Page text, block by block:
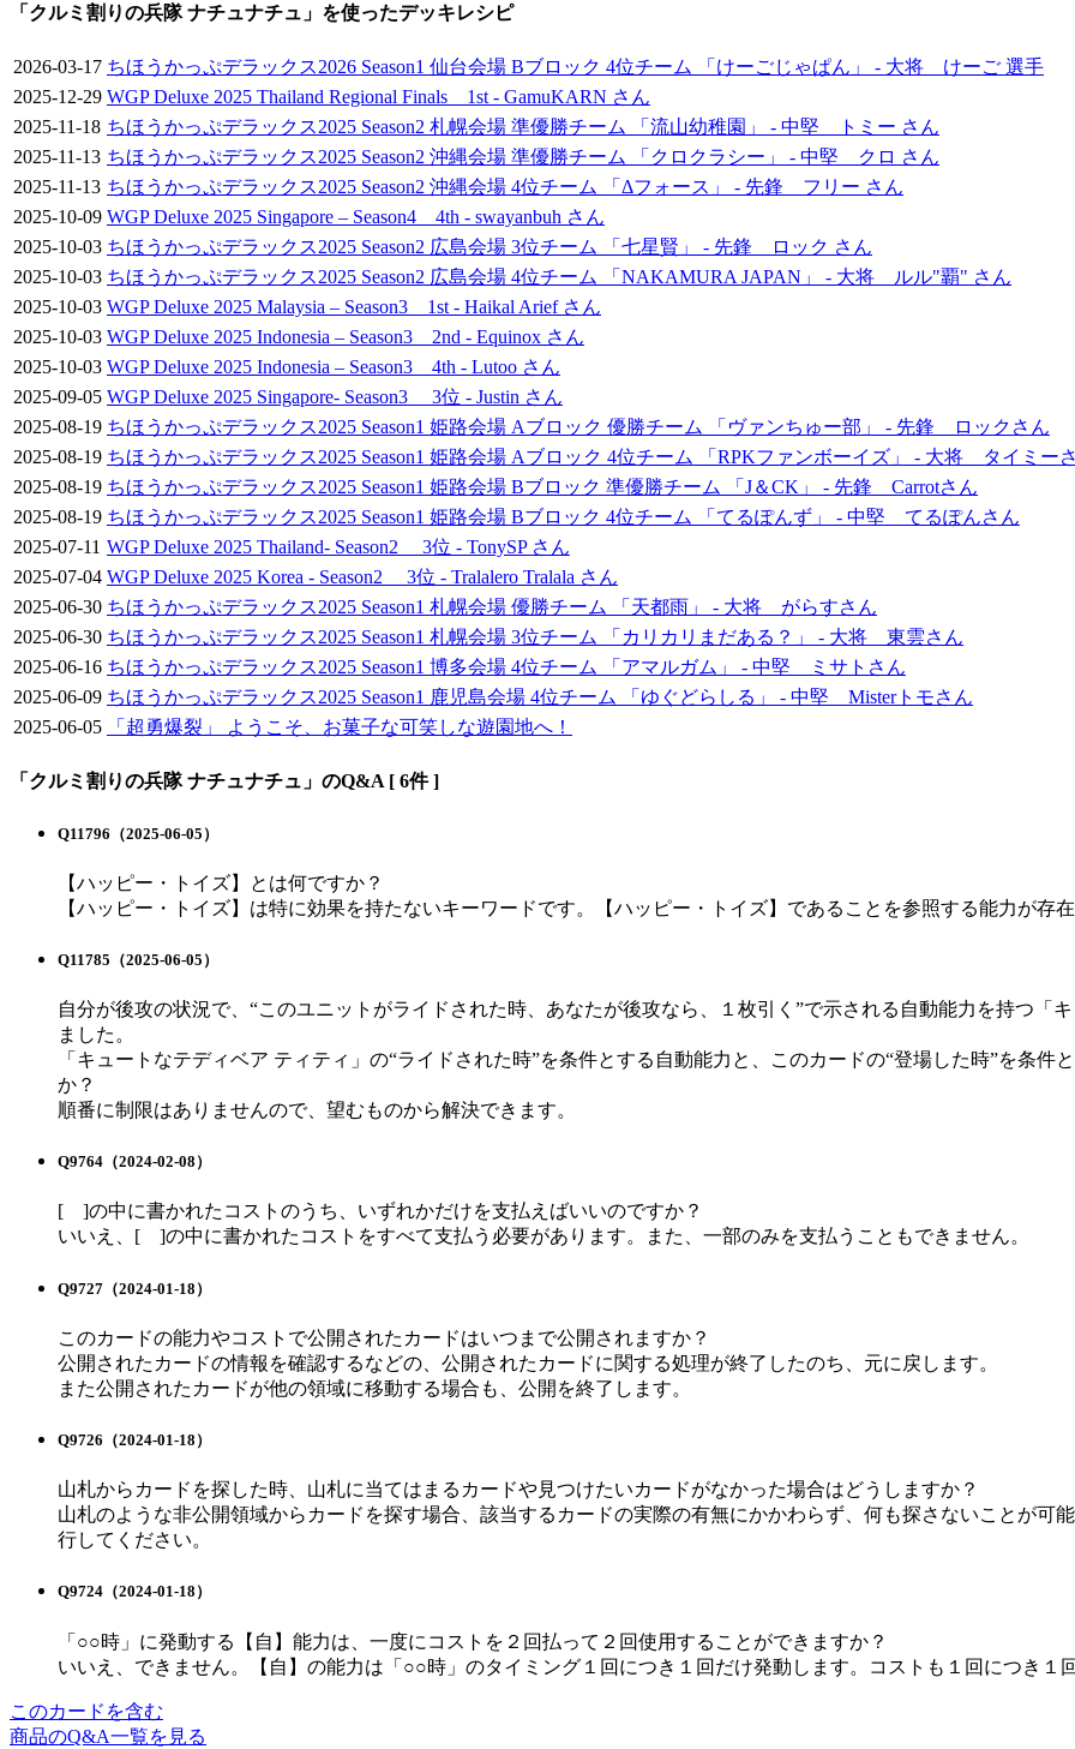
「クルミ割りの兵隊 ナチュナチュ」を使ったデッキレシピ
2026-03-17 ちほうかっぷデラックス2026 Season1 仙台会場 Bブロック 4位チーム 「けーごじゃぱん」 - 大将 けーご 選手
2025-12-29 WGP Deluxe 2025 Thailand Regional Finals 1st - GamuKARN さん
2025-11-18 ちほうかっぷデラックス2025 Season2 札幌会場 準優勝チーム 「流山幼稚園」 - 中堅 トミー さん
2025-11-13 ちほうかっぷデラックス2025 Season2 沖縄会場 準優勝チーム 「クロクラシー」 - 中堅 クロ さん
2025-11-13 ちほうかっぷデラックス2025 Season2 沖縄会場 4位チーム 「Δフォース」 - 先鋒 フリー さん
2025-10-09 WGP Deluxe 2025 Singapore – Season4 4th - swayanbuh さん
2025-10-03 ちほうかっぷデラックス2025 Season2 広島会場 3位チーム 「七星賢」 - 先鋒 ロック さん
2025-10-03 ちほうかっぷデラックス2025 Season2 広島会場 4位チーム 「NAKAMURA JAPAN」 - 大将 ルル"覇" さん
2025-10-03 WGP Deluxe 2025 Malaysia – Season3 1st - Haikal Arief さん
2025-10-03 WGP Deluxe 2025 Indonesia – Season3 2nd - Equinox さん
2025-10-03 WGP Deluxe 2025 Indonesia – Season3 4th - Lutoo さん
2025-09-05 WGP Deluxe 2025 Singapore- Season3 3位 - Justin さん
2025-08-19 ちほうかっぷデラックス2025 Season1 姫路会場 Aブロック 優勝チーム 「ヴァンちゅー部」 - 先鋒 ロックさん
2025-08-19 ちほうかっぷデラックス2025 Season1 姫路会場 Aブロック 4位チーム 「RPKファンボーイズ」 - 大将 タイミー
2025-08-19 ちほうかっぷデラックス2025 Season1 姫路会場 Bブロック 準優勝チーム 「J＆CK」 - 先鋒 Carrotさん
2025-08-19 ちほうかっぷデラックス2025 Season1 姫路会場 Bブロック 4位チーム 「てるぽんず」 - 中堅 てるぽんさん
2025-07-11 WGP Deluxe 2025 Thailand- Season2 3位 - TonySP さん
2025-07-04 WGP Deluxe 2025 Korea - Season2 3位 - Tralalero Tralala さん
2025-06-30 ちほうかっぷデラックス2025 Season1 札幌会場 優勝チーム 「天都雨」 - 大将 がらすさん
2025-06-30 ちほうかっぷデラックス2025 Season1 札幌会場 3位チーム 「カリカリまだある？」 - 大将 東雲さん
2025-06-16 ちほうかっぷデラックス2025 Season1 博多会場 4位チーム 「アマルガム」 - 中堅 ミサトさん
2025-06-09 ちほうかっぷデラックス2025 Season1 鹿児島会場 4位チーム 「ゆぐどらしる」 - 中堅 Misterトモさん
2025-06-05
「超勇爆裂」 ようこそ、お菓子な可笑しな遊園地へ！
「クルミ割りの兵隊 ナチュナチュ」のQ&A [ 6件 ]
Q11796 （2025-06-05）
【ハッピー・トイズ】とは何ですか？
【ハッピー・トイズ】は特に効果を持たないキーワードです。【ハッピー・トイズ】であることを参照する能力が存
Q11785 （2025-06-05）
自分が後攻の状況で、“このユニットがライドされた時、あなたが後攻なら、１枚引く”で示される自動能力を持つ「
ました。
「キュートなテディベア ティティ」の“ライドされた時”を条件とする自動能力と、このカードの“登場した時”を条
か？
順番に制限はありませんので、望むものから解決できます。
Q9764 （2024-02-08）
[ ]の中に書かれたコストのうち、いずれかだけを支払えばいいのですか？
いいえ、[ ]の中に書かれたコストをすべて支払う必要があります。また、一部のみを支払うこともできません。
Q9727 （2024-01-18）
このカードの能力やコストで公開されたカードはいつまで公開されますか？
公開されたカードの情報を確認するなどの、公開されたカードに関する処理が終了したのち、元に戻します。
また公開されたカードが他の領域に移動する場合も、公開を終了します。
Q9726 （2024-01-18）
山札からカードを探した時、山札に当てはまるカードや見つけたいカードがなかった場合はどうしますか？
山札のような非公開領域からカードを探す場合、該当するカードの実際の有無にかかわらず、何も探さないことが可
行してください。
Q9724 （2024-01-18）
「○○時」に発動する【自】能力は、一度にコストを２回払って２回使用することができますか？
いいえ、できません。【自】の能力は「○○時」のタイミング１回につき１回だけ発動します。コストも１回につき１
このカードを含む
商品のQ&A一覧を見る